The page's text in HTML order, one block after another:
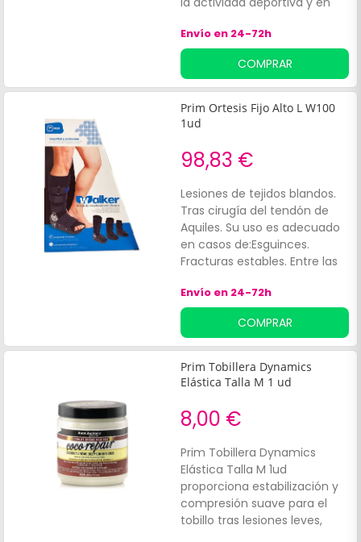
Especialmente diseñada para
prevenir y aliviar:Sobrecargas.
Envío en 24-72h
COMPRAR
Prim Ortesis Fijo Alto L W100
1ud
98,83 €
Lesiones de tejidos blandos.
Tras cirugía del tendón de
Aquiles. Su uso es adecuado
en casos de:Esguinces.
Fracturas estables. Entre las
Alto L W100 se
incluyen:Reducción del dolor.
Prevención de movimientos
no deseados.
Envío en 24-72h
COMPRAR
Prim Tobillera Dynamics
Elástica Talla M 1 ud
8,00 €
Prim Tobillera Dynamics
Elástica Talla M 1ud
proporciona estabilización y
compresión suave para el
tobillo tras lesiones leves,